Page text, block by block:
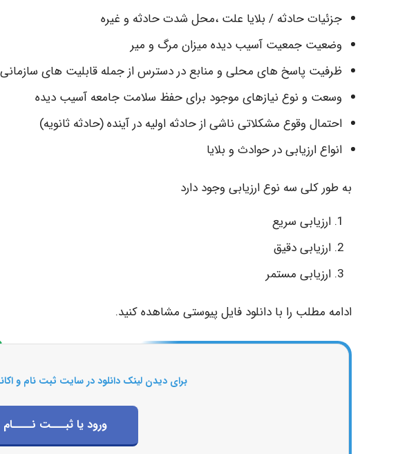
جزئیات حادثه / بلایا علت ،محل شدت حادثه و غیره
وضعیت جمعیت آسیب دیده میزان مرگ و میر
ظرفیت پاسخ های محلی و منابع در دسترس از جمله قابلیت های سازمانی
وسعت و نوع نیازهای موجود برای حفظ سلامت جامعه آسیب دیده
احتمال وقوع مشکلاتی ناشی از حادثه اولیه در آینده (حادثه ثانویه)
انواع ارزیابی در حوادث و بلایا
به طور کلی سه نوع ارزیابی وجود دارد
ارزیابی سریع
ارزیابی دقیق
ارزیابی مستمر
ادامه مطلب را با دانلود فایل پیوستی مشاهده کنید.
برای دیدن لینک دانلود در سایت ثبت نام و
ورود یا ثبـــت نــــام